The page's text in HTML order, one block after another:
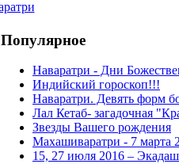
Популярное
Наваратри - Дни
Индийский гороскоп!!!
Наваратри. Девять форм
Лал Кетаб- загадочная
Звезды Вашего рождения
Махашиваратри - 7 марта
15, 27 июля 2016 –